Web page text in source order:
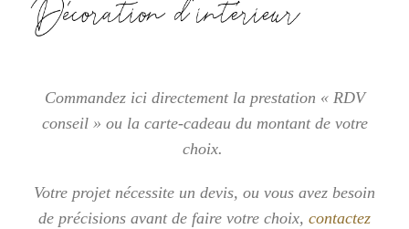
Commandez ici directement la prestation « RDV
conseil » ou la carte-cadeau du montant de votre
choix.
Votre projet nécessite un devis, ou vous avez besoin
de précisions avant de faire votre choix, contactez